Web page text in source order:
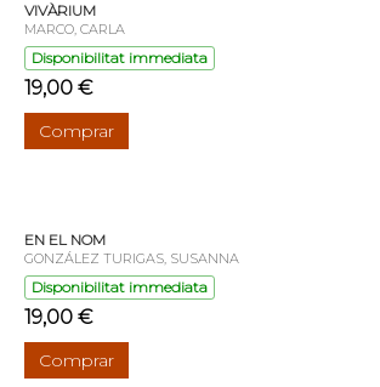
VIVÀRIUM
MARCO, CARLA
Disponibilitat immediata
19,00 €
Comprar
EN EL NOM
GONZÁLEZ TURIGAS, SUSANNA
Disponibilitat immediata
19,00 €
Comprar